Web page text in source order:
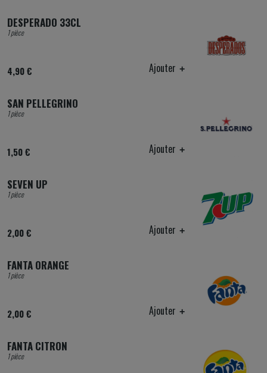
DESPERADO 33CL
1 pièce
4,90 € Ajouter
SAN PELLEGRINO
1 pièce
1,50 € Ajouter
SEVEN UP
1 pièce
2,00 € Ajouter
FANTA ORANGE
1 pièce
2,00 € Ajouter
FANTA CITRON
1 pièce